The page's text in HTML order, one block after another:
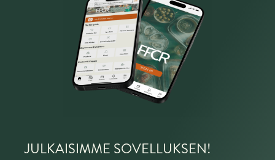
JULKAISIMME SOVELLUKSEN!